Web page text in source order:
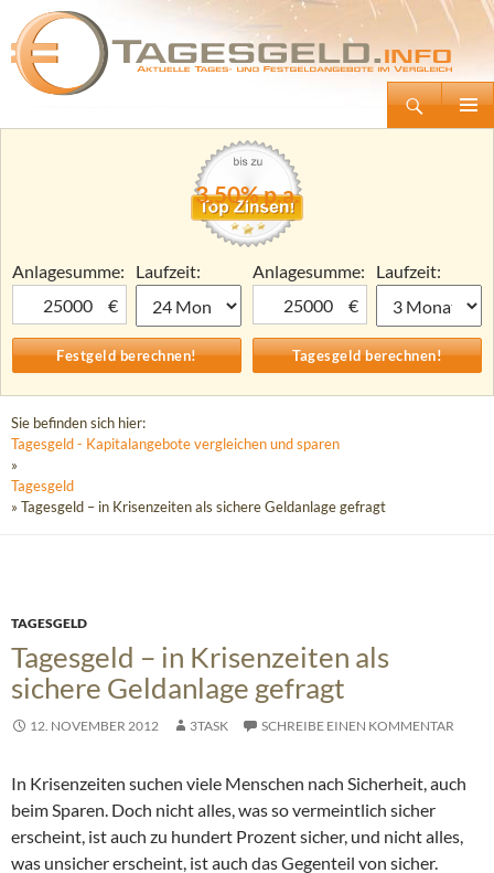
Tagesgeld.info – Tagesgeldkonten vergleichen und Tagesgeld-Zinsen berechnen
Zum
3,50% p.a.
Anlagesumme:
€
Laufzeit:
Anlagesumme:
€
Laufzeit:
Sie befinden sich hier:
Tagesgeld - Kapitalangebote vergleichen und sparen
»
Tagesgeld
» Tagesgeld – in Krisenzeiten als sichere Geldanlage gefragt
TAGESGELD
Tagesgeld – in Krisenzeiten als
sichere Geldanlage gefragt
12. NOVEMBER 2012 3TASK SCHREIBE EINEN KOMMENTAR
In Krisenzeiten suchen viele Menschen nach Sicherheit, auch
beim Sparen. Doch nicht alles, was so vermeintlich sicher
erscheint, ist auch zu hundert Prozent sicher, und nicht alles,
was unsicher erscheint, ist auch das Gegenteil von sicher.